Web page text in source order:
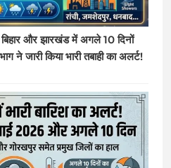
और झारखंड में अगले 10 दिनों
ने जारी किया भारी तबाही का अलर्ट!